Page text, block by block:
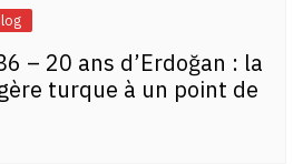
– 20 ans d’Erdoğan : la
turque à un point de